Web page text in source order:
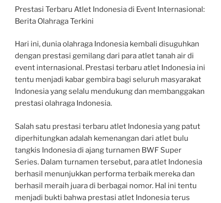
Prestasi Terbaru Atlet Indonesia di Event Internasional:
Berita Olahraga Terkini
Hari ini, dunia olahraga Indonesia kembali disuguhkan
dengan prestasi gemilang dari para atlet tanah air di
event internasional. Prestasi terbaru atlet Indonesia ini
tentu menjadi kabar gembira bagi seluruh masyarakat
Indonesia yang selalu mendukung dan membanggakan
prestasi olahraga Indonesia.
Salah satu prestasi terbaru atlet Indonesia yang patut
diperhitungkan adalah kemenangan dari atlet bulu
tangkis Indonesia di ajang turnamen BWF Super
Series. Dalam turnamen tersebut, para atlet Indonesia
berhasil menunjukkan performa terbaik mereka dan
berhasil meraih juara di berbagai nomor. Hal ini tentu
menjadi bukti bahwa prestasi atlet Indonesia terus